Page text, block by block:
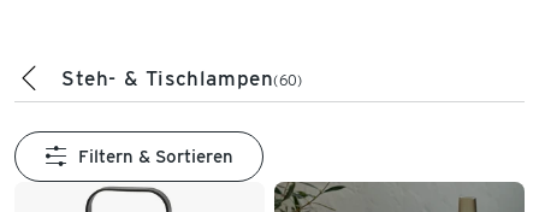
Steh- & Tischlampen(60)
Filtern & Sortieren